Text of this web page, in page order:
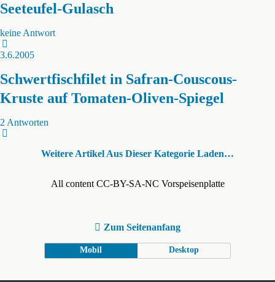
Seeteufel-Gulasch
keine Antwort
3.6.2005
Schwertfischfilet in Safran-Couscous-
Kruste auf Tomaten-Oliven-Spiegel
2 Antworten
Weitere Artikel Aus Dieser Kategorie Laden…
All content CC-BY-SA-NC Vorspeisenplatte
Zum Seitenanfang
Mobil Desktop